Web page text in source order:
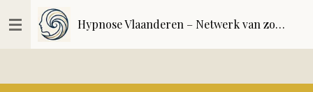
direct
Hypnose Vlaanderen – Netwerk van zorgvuldig geselecteerde hypnoseprofessionals | kwaliteitsregister